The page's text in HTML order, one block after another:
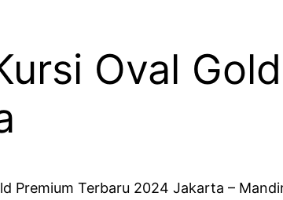
Oval
Premium Terbaru 2024 Jakarta –